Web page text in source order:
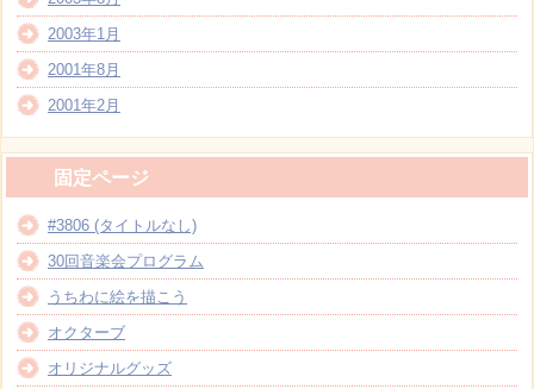
2003年1月
2001年8月
2001年2月
固定ページ
#3806 (タイトルなし)
30回音楽会プログラム
うちわに絵を描こう
オクターブ
オリジナルグッズ